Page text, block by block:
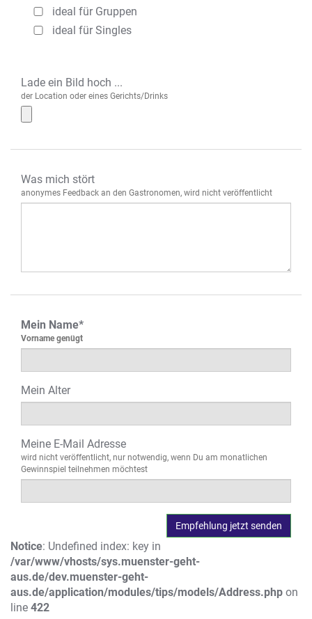
ideal für Gruppen
ideal für Singles
Lade ein Bild hoch ...
der Location oder eines Gerichts/Drinks
Was mich stört
anonymes Feedback an den Gastronomen, wird nicht veröffentlicht
Mein Name*
Vorname genügt
Mein Alter
Meine E-Mail Adresse
wird nicht veröffentlicht, nur notwendig, wenn Du am monatlichen
Gewinnspiel teilnehmen möchtest
Notice: Undefined index: key in
/var/www/vhosts/sys.muenster-geht-
aus.de/dev.muenster-geht-
aus.de/application/modules/tips/models/Address.php on
line 422